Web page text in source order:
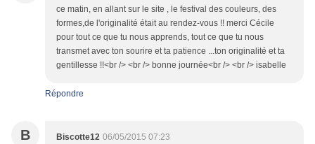
ce matin, en allant sur le site , le festival des couleurs, des
formes,de l'originalité était au rendez-vous !! merci Cécile
pour tout ce que tu nous apprends, tout ce que tu nous
transmet avec ton sourire et ta patience ...ton originalité et ta
gentillesse !!<br /> <br /> bonne journée<br /> <br /> isabelle
Répondre
B Biscotte12 06/05/2015 07:23